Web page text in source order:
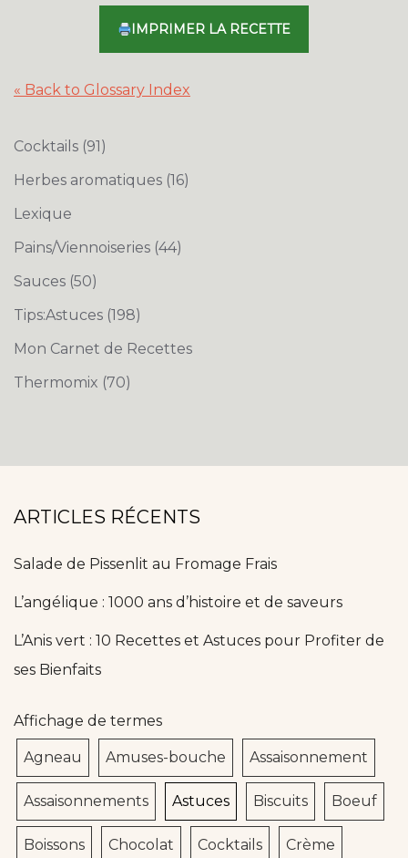
IMPRIMER LA RECETTE
« Back to Glossary Index
Cocktails (91)
Herbes aromatiques (16)
Lexique
Pains/Viennoiseries (44)
Sauces (50)
Tips:Astuces (198)
Mon Carnet de Recettes
Thermomix (70)
ARTICLES RÉCENTS
Salade de Pissenlit au Fromage Frais
L’angélique : 1000 ans d’histoire et de saveurs
L’Anis vert : 10 Recettes et Astuces pour Profiter de
ses Bienfaits
Affichage de termes
Agneau Amuses-bouche Assaisonnement
Assaisonnements Astuces Biscuits Boeuf
Boissons Chocolat Cocktails Crème